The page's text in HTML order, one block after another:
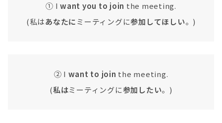
① Iwant you to join the meeting.
(私はあなたにミーティングに参加してほしい。)
② I want to join the meeting.
(私はミーティングに参加したい。)